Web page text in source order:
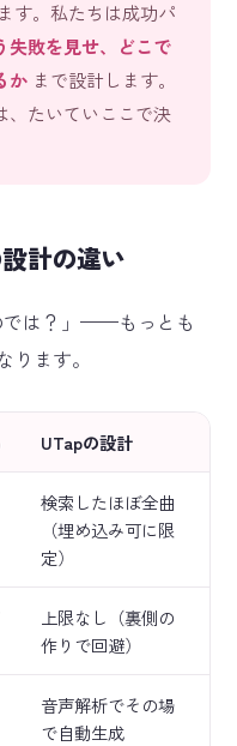
す。私たちは成功パ
失敗を見せ、どこで
か まで設計します。
、たいていここで決
計の違い
では？」——もっとも
ます。
UTapの設計
検索したほぼ全曲
（埋め込み可に限
定）
上限なし（裏側の
作りで回避）
音声解析でその場
で自動生成